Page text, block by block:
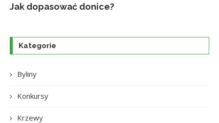
Jak dopasować donice?
Kategorie
Byliny
Konkursy
Krzewy